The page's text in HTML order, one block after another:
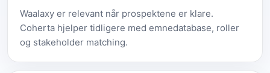
Waalaxy er relevant når prospektene er klare.
Coherta hjelper tidligere med emnedatabase, roller
og stakeholder matching.